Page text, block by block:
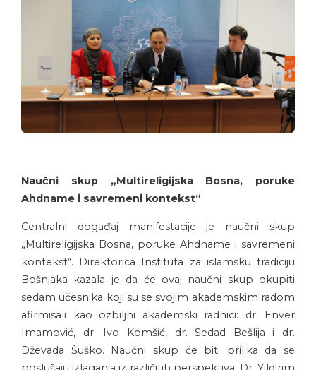
Naučni skup „Multireligijska Bosna, poruke
Ahdname i savremeni kontekst“
Centralni događaj manifestacije je naučni skup
„Multireligijska Bosna, poruke Ahdname i savremeni
kontekst“. Direktorica Instituta za islamsku tradiciju
Bošnjaka kazala je da će ovaj naučni skup okupiti
sedam učesnika koji su se svojim akademskim radom
afirmisali kao ozbiljni akademski radnici: dr. Enver
Imamović, dr. Ivo Komšić, dr. Sedad Bešlija i dr.
Dževada Šuško. Naučni skup će biti prilika da se